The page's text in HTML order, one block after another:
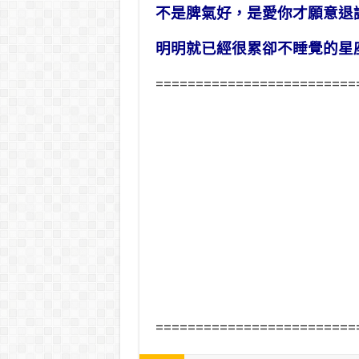
不是脾氣好，是愛你才願意退
明明就已經很累卻不睡覺的星